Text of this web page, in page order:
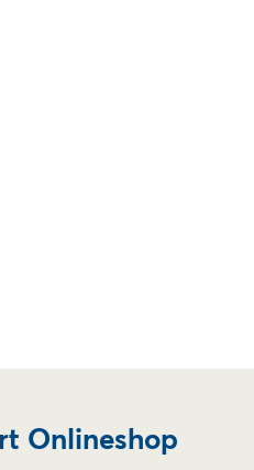
Onlineshop